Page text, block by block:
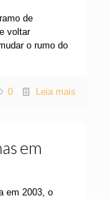
de
voltar
o rumo do
0 Leia mais
em
em 2003, o